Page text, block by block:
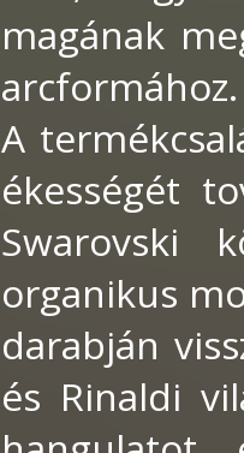
magának
arcformához.
A
ékességét
Swarovski
organikus
darabján
és Rinaldi